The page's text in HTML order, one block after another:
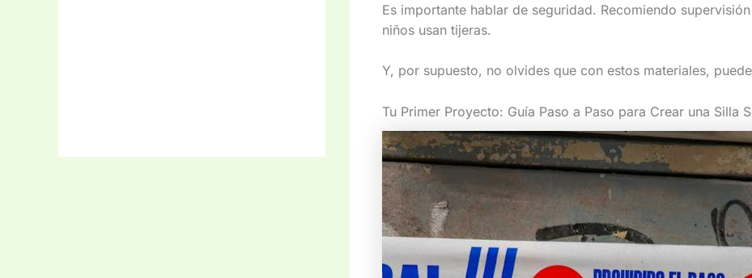
Es importante hablar de seguridad. Recomiendo
niños usan tijeras.
Y, por supuesto, no olvides que con estos materiales,
Tu Primer Proyecto: Guía Paso a Paso para Crear una Silla